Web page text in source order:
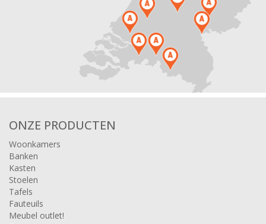
ONZE PRODUCTEN
Woonkamers
Banken
Kasten
Stoelen
Tafels
Fauteuils
Meubel outlet!